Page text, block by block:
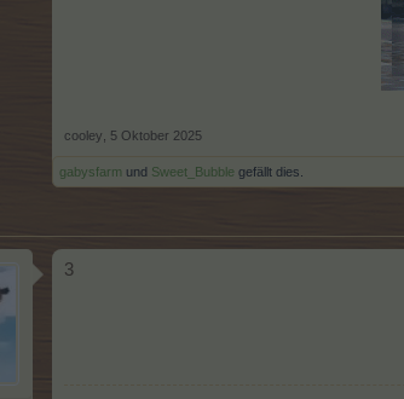
cooley 5 Oktober 2025
gabysfarm und Sweet_Bubble gefällt dies.
3